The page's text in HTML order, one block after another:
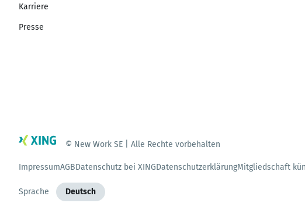
Karriere
Presse
© New Work SE | Alle Rechte vorbehalten
ImpressumAGBDatenschutz bei XINGDatenschutzerklärungMitgliedschaft
Sprache Deutsch